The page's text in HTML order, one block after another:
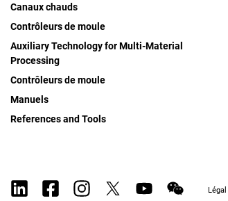
Canaux chauds
Contrôleurs de moule
Auxiliary Technology for Multi-Material
Processing
Contrôleurs de moule
Manuels
References and Tools
Légal